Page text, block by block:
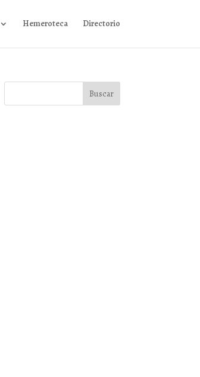
Hemeroteca Directorio